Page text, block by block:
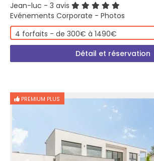
Jean-luc - 3 avis
Evénements Corporate - Photos
4 forfaits - de 300€ à 1490€
Détail et réservation
PREMIUM PLUS